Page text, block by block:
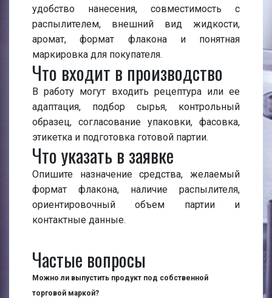
удобство нанесения, совместимость с
распылителем, внешний вид жидкости,
аромат, формат флакона и понятная
маркировка для покупателя.
Что входит в производство
В работу могут входить рецептура или ее
адаптация, подбор сырья, контрольный
образец, согласование упаковки, фасовка,
этикетка и подготовка готовой партии.
Что указать в заявке
Опишите назначение средства, желаемый
формат флакона, наличие распылителя,
ориентировочный объем партии и
контактные данные.
Частые вопросы
Можно ли выпустить продукт под собственной
торговой маркой?